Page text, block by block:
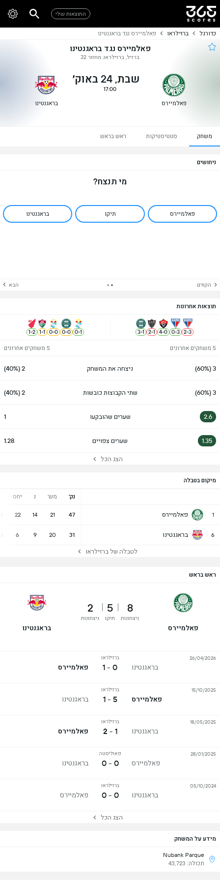
התוצאות שלי
כדורגל ברזילראו פאלמיירס נגד בראגנטינו
פאלמיירס נגד בראגנטינו
ברזיל, ברזילראו, מחזור 32
פאלמיירס
שבת, 24 באוק׳
17:00
בראגנטינו
משחק סטטיסטיקות ראש בראש
ניחושים
מי תנצח?
פאלמיירס תיקו בראגנטינו
הקודם הבא
תוצאות אחרונות
3
-
2
3
-
0
0
-
4
1
-
2
1
-
3
1
-
0
0
-
0
0
-
0
1
-
1
2
-
1
5 משחקים אחרונים 5 משחקים אחרונים
3 (60%) ניצחה את המשחק 2 (40%)
3 (60%) שתי הקבוצות כובשות 2 (40%)
2.6 שערים שהובקעו 1
1.35 שערים צפויים 1.28
הצג הכל
מיקום בטבלה
נק' מש' נ יחס
1 פאלמיירס 47
21
14
22
6 בראגנטינו 31
20
9
6
לטבלה של ברזילראו
מידע על המשחק
Nubank Parque
תכולה: 43,723
ראש בראש
פאלמיירס
8
ניצחונות
5
תיקו
2
ניצחונות
בראגנטינו
בראגנטינו
ברזילראו
0 - 1 פאלמיירס
26/04/2026
פאלמיירס
ברזילראו
5 - 1 בראגנטינו
15/10/2025
בראגנטינו
ברזילראו
1 - 2 פאלמיירס
18/05/2025
פאלמיירס
פאוליסטה
0 - 0 בראגנטינו
28/01/2025
בראגנטינו
ברזילראו
0 - 0 פאלמיירס
05/10/2024
הצג הכל